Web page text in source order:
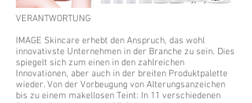
VERANTWORTUNG
IMAGE Skincare erhebt den Anspruch, das wohl
innovativste Unternehmen in der Branche zu sein. Dies
spiegelt sich zum einen in den zahlreichen
Innovationen, aber auch in der breiten Produktpalette
wieder. Von der Vorbeugung von Alterungsanzeichen
bis zu einem makellosen Teint: In 11 verschiedenen